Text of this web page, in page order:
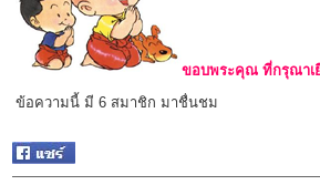
ขอบพระคุณ ที่กรุณาเ
ข้อความนี้ มี 6 สมาชิก มาชื่นชม